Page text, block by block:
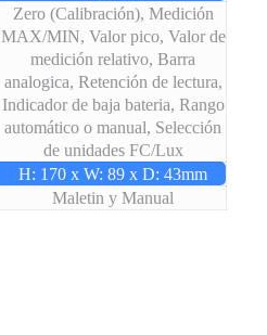
Zero (Calibración), Medición
MAX/MIN, Valor pico, Valor de
medición relativo, Barra
analogica, Retención de lectura,
Indicador de baja bateria, Rango
automático o manual, Selección
de unidades FC/Lux
H: 170 x W: 89 x D: 43mm
Maletin y Manual